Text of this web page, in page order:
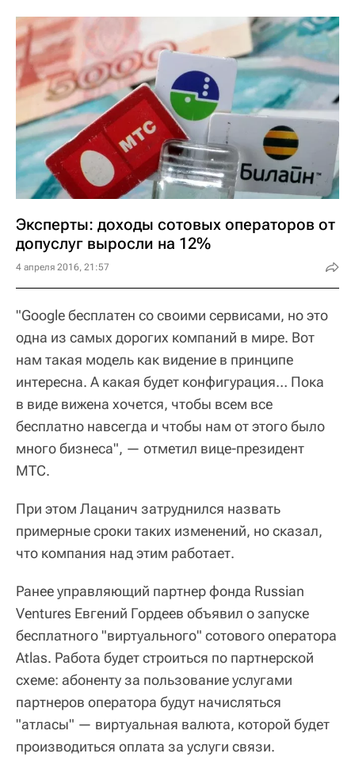
Эксперты: доходы сотовых операторов от
допуслуг выросли на 12%
4 апреля 2016, 21:57
"Google бесплатен со своими сервисами, но это
одна из самых дорогих компаний в мире. Вот
нам такая модель как видение в принципе
интересна. А какая будет конфигурация… Пока
в виде вижена хочется, чтобы всем все
бесплатно навсегда и чтобы нам от этого было
много бизнеса", — отметил вице-президент
МТС.
При этом Лацанич затруднился назвать
примерные сроки таких изменений, но сказал,
что компания над этим работает.
Ранее управляющий партнер фонда Russian
Ventures Евгений Гордеев объявил о запуске
бесплатного "виртуального" сотового оператора
Atlas. Работа будет строиться по партнерской
схеме: абоненту за пользование услугами
партнеров оператора будут начисляться
"атласы" — виртуальная валюта, которой будет
производиться оплата за услуги связи.